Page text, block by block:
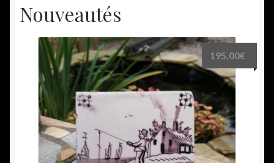
Nouveautés
195,00€